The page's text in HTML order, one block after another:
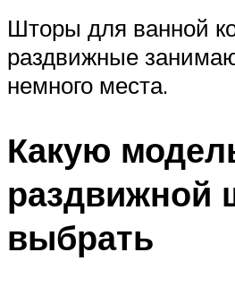
Шторы для ванной
раздвижные
немного места.
Какую
раздвижной
выбрать